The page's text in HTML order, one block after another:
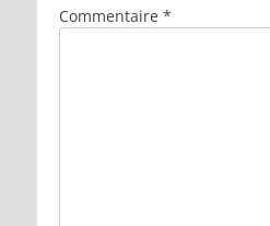
Commentaire *